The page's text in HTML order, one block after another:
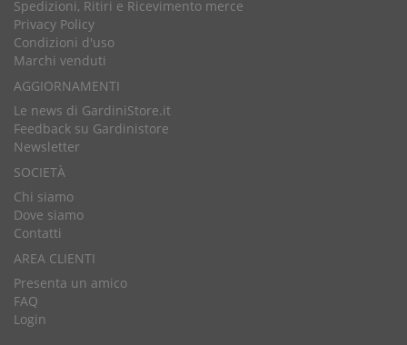
Spedizioni, Ritiri e Ricevimento merce
Privacy Policy
Condizioni d'uso
Marchi venduti
AGGIORNAMENTI
Le news di GardiniStore.it
Feedback su Gardinistore
Newsletter
SOCIETÀ
Chi siamo
Dove siamo
Contatti
AREA CLIENTI
Presenta un amico
FAQ
Login